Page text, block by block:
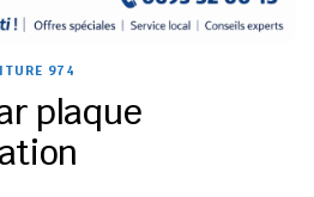
974
plaque